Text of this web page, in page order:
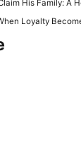
Hero Can Conquer the
Loyalty